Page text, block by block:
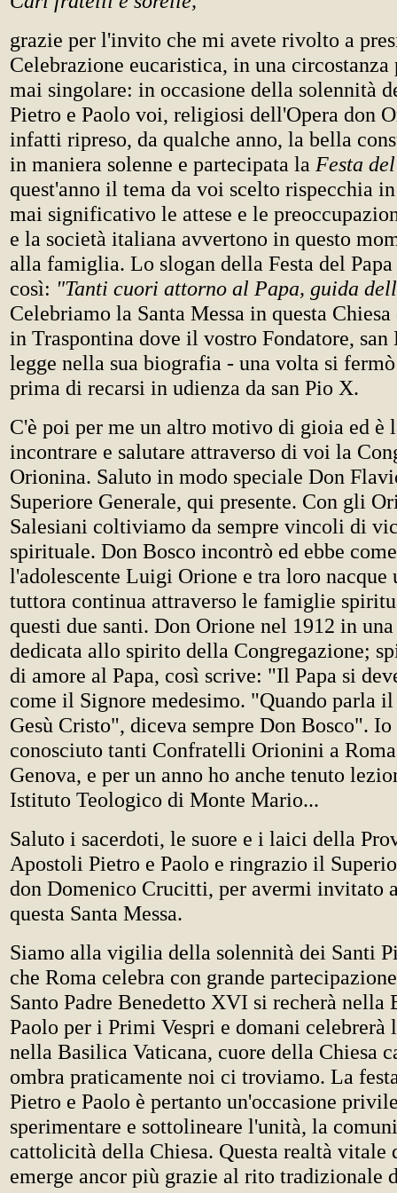
grazie per l'invito che mi avete rivolto a
Celebrazione eucaristica, in una
mai singolare: in occasione della solennità
Pietro e Paolo voi, religiosi dell'Opera don
infatti ripreso, da qualche anno, la bella
in maniera solenne e partecipata la Festa
quest'anno il tema da voi scelto rispecchia
mai significativo le attese e le
e la società italiana avvertono in questo
alla famiglia. Lo slogan della Festa del
così: "Tanti cuori attorno al Papa, guida
Celebriamo la Santa Messa in questa
in Traspontina dove il vostro Fondatore,
legge nella sua biografia - una volta si
prima di recarsi in udienza da san Pio X.
C'è poi per me un altro motivo di gioia ed è
incontrare e salutare attraverso di voi la
Orionina. Saluto in modo speciale Don
Superiore Generale, qui presente. Con gli
Salesiani coltiviamo da sempre vincoli di
spirituale. Don Bosco incontrò ed ebbe
l'adolescente Luigi Orione e tra loro nacque
tuttora continua attraverso le famiglie
questi due santi. Don Orione nel 1912 in
dedicata allo spirito della Congregazione;
di amore al Papa, così scrive: "Il Papa si
come il Signore medesimo. "Quando parla il
Gesù Cristo", diceva sempre Don Bosco". Io
conosciuto tanti Confratelli Orionini a
Genova, e per un anno ho anche tenuto
Istituto Teologico di Monte Mario...
Saluto i sacerdoti, le suore e i laici della
Apostoli Pietro e Paolo e ringrazio il
don Domenico Crucitti, per avermi invitato
questa Santa Messa.
Siamo alla vigilia della solennità dei Santi
che Roma celebra con grande
Santo Padre Benedetto XVI si recherà nella
Paolo per i Primi Vespri e domani celebrerà
nella Basilica Vaticana, cuore della Chiesa
ombra praticamente noi ci troviamo. La
Pietro e Paolo è pertanto un'occasione
sperimentare e sottolineare l'unità, la
cattolicità della Chiesa. Questa realtà vitale
emerge ancor più grazie al rito tradizionale